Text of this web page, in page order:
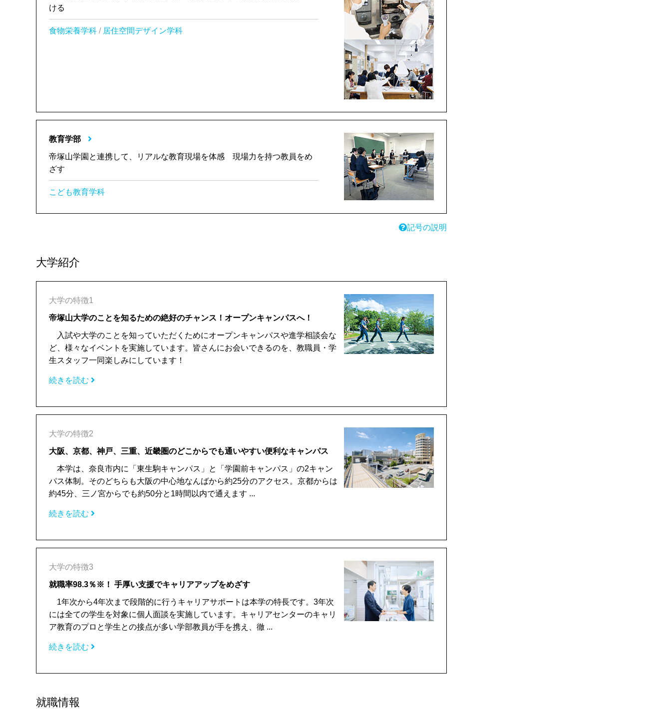
ける
食物栄養学科 / 居住空間デザイン学科
教育学部
帝塚山学園と連携して、リアルな教育現場を体感 現場力を持つ教員をめ
ざす
こども教育学科
記号の説明
大学紹介
大学の特徴1
帝塚山大学のことを知るための絶好のチャンス！オープンキャンパスへ！
入試や大学のことを知っていただくためにオープンキャンパスや進学相談会な
ど、様々なイベントを実施しています。皆さんにお会いできるのを、教職員・学
生スタッフ一同楽しみにしています！
続きを読む
大学の特徴2
大阪、京都、神戸、三重、近畿圏のどこからでも通いやすい便利なキャンパス
本学は、奈良市内に「東生駒キャンパス」と「学園前キャンパス」の2キャン
パス体制。そのどちらも大阪の中心地なんばから約25分のアクセス。京都からは
約45分、三ノ宮からでも約50分と1時間以内で通えます ...
続きを読む
大学の特徴3
就職率98.3％※！ 手厚い支援でキャリアアップをめざす
1年次から4年次まで段階的に行うキャリアサポートは本学の特長です。3年次
には全ての学生を対象に個人面談を実施しています。キャリアセンターのキャリ
ア教育のプロと学生との接点が多い学部教員が手を携え、徹 ...
続きを読む
就職情報